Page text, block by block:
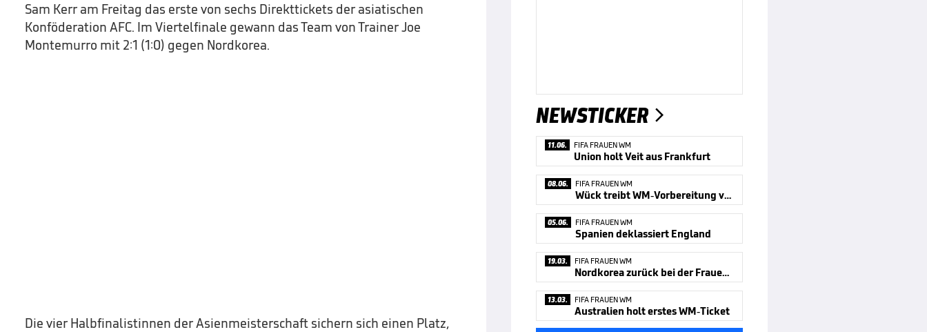
Sam Kerr am Freitag das erste von sechs Direkttickets der asiatischen
Konföderation AFC. Im Viertelfinale gewann das Team von Trainer Joe
Montemurro mit 2:1 (1:0) gegen Nordkorea.
Die vier Halbfinalistinnen der Asienmeisterschaft sichern sich einen Platz,
NEWSTICKER 
11.06. FIFA FRAUEN WM
Union holt Veit aus Frankfurt
08.06. FIFA FRAUEN WM
Wück treibt WM-Vorbereitung voran
05.06. FIFA FRAUEN WM
Spanien deklassiert England
19.03. FIFA FRAUEN WM
Nordkorea zurück bei der Frauen-WM
13.03. FIFA FRAUEN WM
Australien holt erstes WM-Ticket